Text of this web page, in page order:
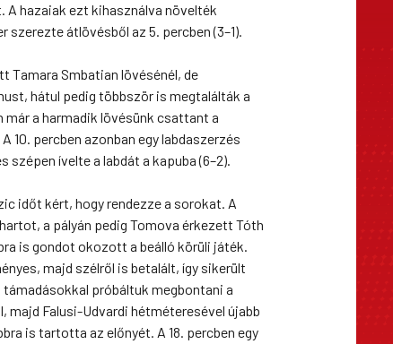
hazaiak ezt kihasználva növelték
átlövésből az 5. percben (3–1).
Tamara Smbatian lövésénél, de
hátul pedig többször is megtalálták a
már a harmadik lövésünk csattant a
10. percben azonban egy labdaszerzés
szépen ívelte a labdát a kapuba (6–2).
időt kért, hogy rendezze a sorokat. A
a pályán pedig Tomova érkezett Tóth
is gondot okozott a beálló körüli játék.
majd szélről is betalált, így sikerült
támadásokkal próbáltuk megbontani a
majd Falusi-Udvardi hétméteresével újabb
is tartotta az előnyét. A 18. percben egy